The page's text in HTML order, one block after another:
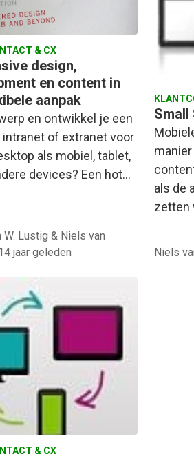
& CX
design,
en content in
aanpak
en ontwikkel je een
of extranet voor
als mobiel, tablet,
devices? Een hot…
W. Lustig & Niels van
jaar geleden
Small
als de
zetten
Niels
& CX